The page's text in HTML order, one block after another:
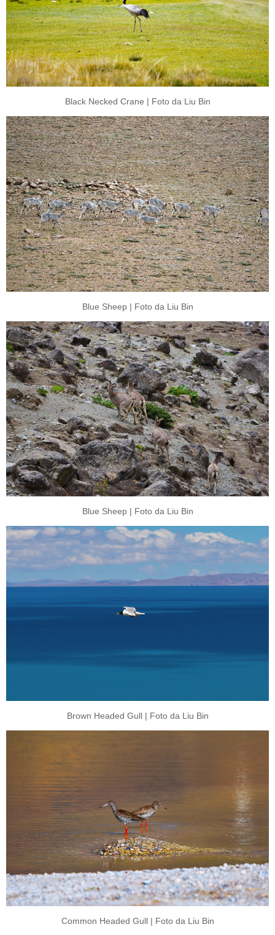
Black Necked Crane | Foto da Liu Bin
Blue Sheep | Foto da Liu Bin
Blue Sheep | Foto da Liu Bin
Brown Headed Gull | Foto da Liu Bin
Common Headed Gull | Foto da Liu Bin